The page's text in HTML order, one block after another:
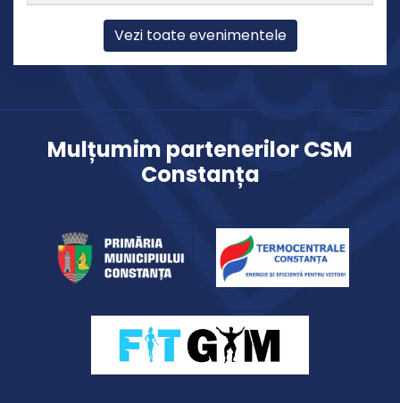
Vezi toate evenimentele
Mulțumim partenerilor CSM
Constanța